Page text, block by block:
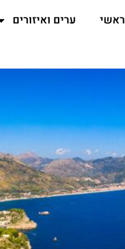
ראשי ערים ואיזורים